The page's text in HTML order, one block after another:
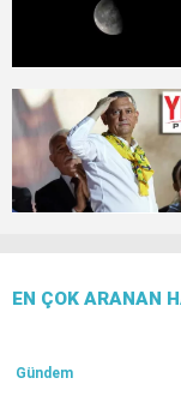
EN ÇOK ARANAN
Gündem